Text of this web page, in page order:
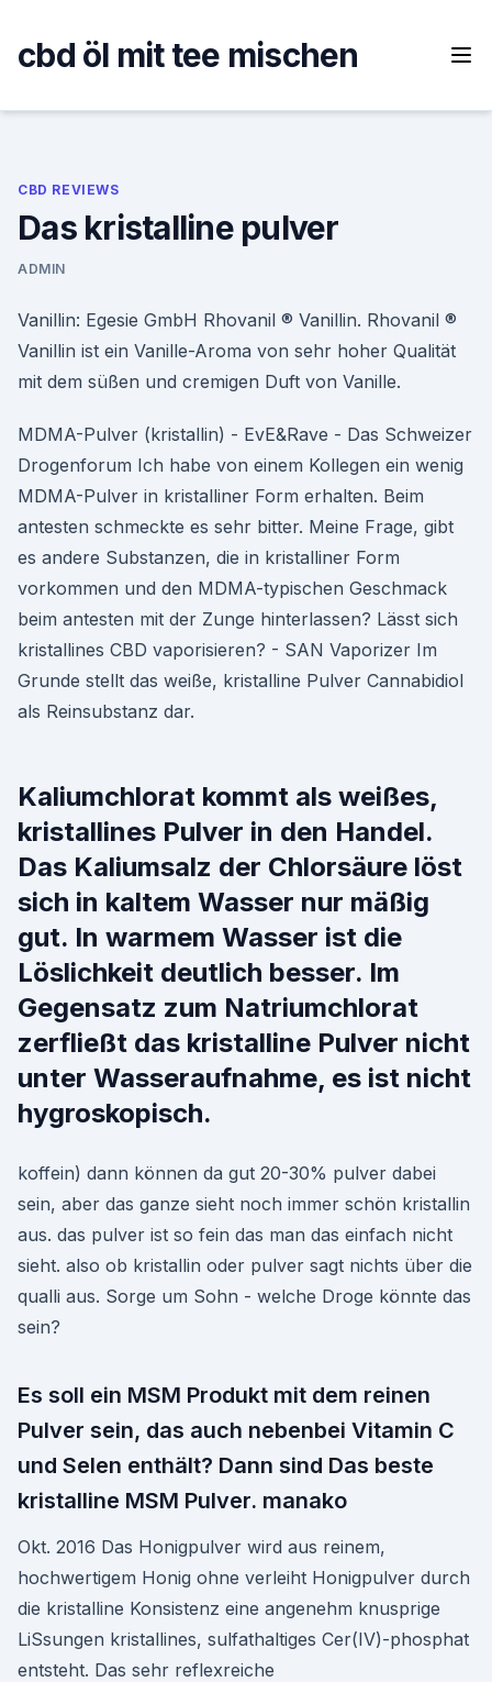
content
cbd öl mit tee mischen
CBD REVIEWS
Das kristalline pulver
ADMIN
Vanillin: Egesie GmbH Rhovanil ® Vanillin. Rhovanil ®
Vanillin ist ein Vanille-Aroma von sehr hoher Qualität
mit dem süßen und cremigen Duft von Vanille.
MDMA-Pulver (kristallin) - EvE&Rave - Das Schweizer
Drogenforum Ich habe von einem Kollegen ein wenig
MDMA-Pulver in kristalliner Form erhalten. Beim
antesten schmeckte es sehr bitter. Meine Frage, gibt
es andere Substanzen, die in kristalliner Form
vorkommen und den MDMA-typischen Geschmack
beim antesten mit der Zunge hinterlassen? Lässt sich
kristallines CBD vaporisieren? - SAN Vaporizer Im
Grunde stellt das weiße, kristalline Pulver Cannabidiol
als Reinsubstanz dar.
Kaliumchlorat kommt als weißes,
kristallines Pulver in den Handel.
Das Kaliumsalz der Chlorsäure löst
sich in kaltem Wasser nur mäßig
gut. In warmem Wasser ist die
Löslichkeit deutlich besser. Im
Gegensatz zum Natriumchlorat
zerfließt das kristalline Pulver nicht
unter Wasseraufnahme, es ist nicht
hygroskopisch.
koffein) dann können da gut 20-30% pulver dabei
sein, aber das ganze sieht noch immer schön kristallin
aus. das pulver ist so fein das man das einfach nicht
sieht. also ob kristallin oder pulver sagt nichts über die
qualli aus. Sorge um Sohn - welche Droge könnte das
sein?
Es soll ein MSM Produkt mit dem reinen
Pulver sein, das auch nebenbei Vitamin C
und Selen enthält? Dann sind Das beste
kristalline MSM Pulver. manako
Okt. 2016 Das Honigpulver wird aus reinem,
hochwertigem Honig ohne verleiht Honigpulver durch
die kristalline Konsistenz eine angenehm knusprige
LiSsungen kristallines, sulfathaltiges Cer(IV)-phosphat
entsteht. Das sehr reflexreiche